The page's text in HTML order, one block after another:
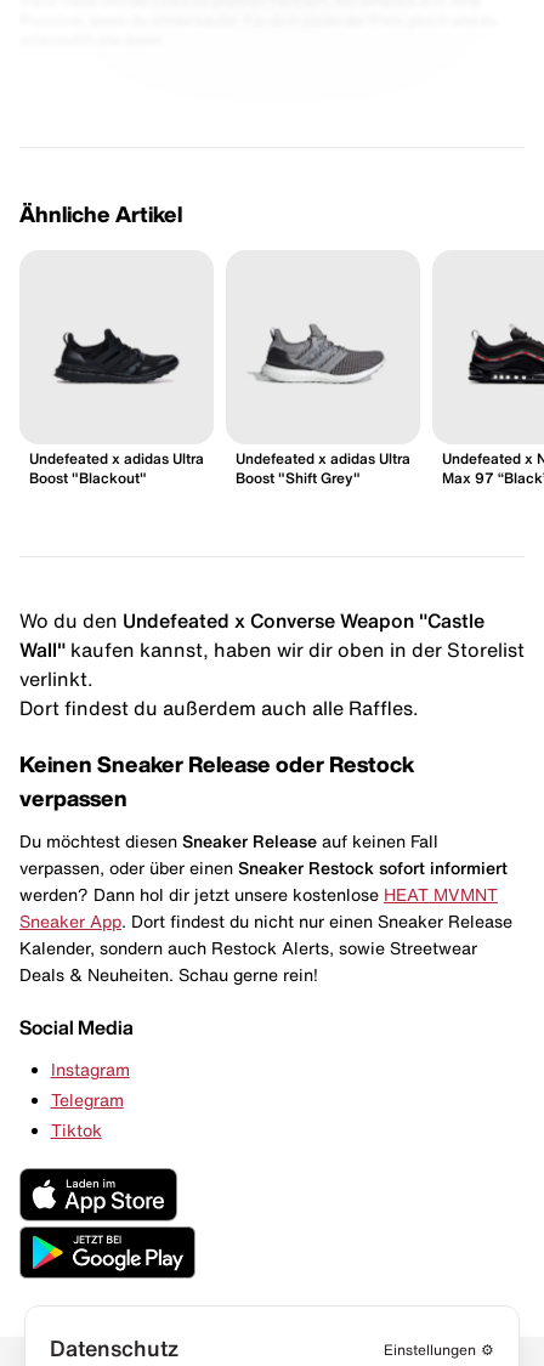
Ähnliche Artikel
Undefeated x adidas Ultra
Boost "Blackout"
Undefeated x adidas Ultra
Boost "Shift Grey"
Undefeated x
Max 97
Wo du den Undefeated x Converse Weapon "Castle
Wall" kaufen kannst, haben wir dir oben in der Storelist
verlinkt.
Dort findest du außerdem auch alle Raffles.
Keinen Sneaker Release oder Restock
verpassen
Du möchtest diesen Sneaker Release auf keinen Fall
verpassen, oder über einen Sneaker Restock sofort informiert
werden? Dann hol dir jetzt unsere kostenlose HEAT MVMNT
Sneaker App . Dort findest du nicht nur einen Sneaker Release
Kalender, sondern auch Restock Alerts, sowie Streetwear
Deals & Neuheiten. Schau gerne rein!
Social Media
Instagram
Telegram
Tiktok
Datenschutz Einstellungen ⚙️